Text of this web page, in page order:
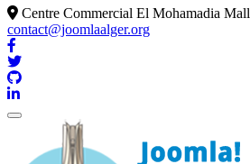
Centre Commercial El Mohamadia Mall
contact@joomlaalger.org